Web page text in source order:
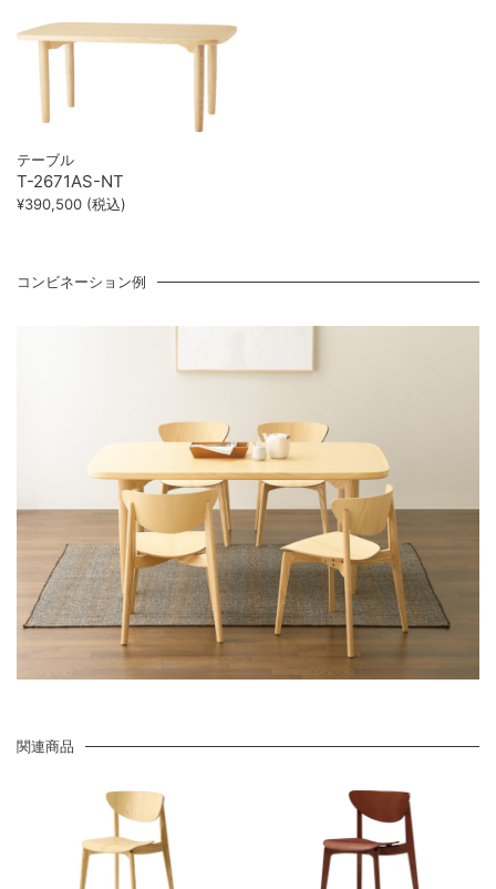
テーブル
T-2671AS-NT
¥390,500 (税込)
コンビネーション例
関連商品